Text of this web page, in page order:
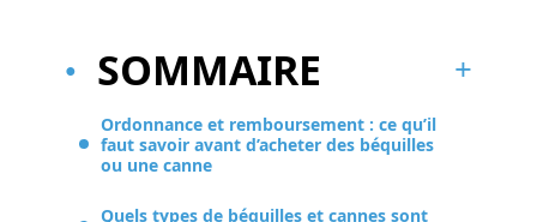
SOMMAIRE
Ordonnance et remboursement : ce qu’il
faut savoir avant d’acheter des béquilles
ou une canne
Quels types de béquilles et cannes sont